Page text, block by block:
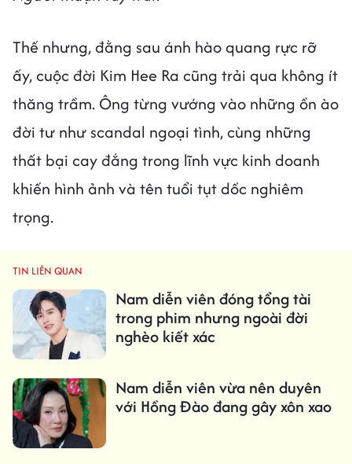
Thế nhưng, đằng sau ánh hào quang rực rỡ
ấy, cuộc đời Kim Hee Ra cũng trải qua không ít
thăng trầm. Ông từng vướng vào những ồn ào
đời tư như scandal ngoại tình, cùng những
thất bại cay đắng trong lĩnh vực kinh doanh
khiến hình ảnh và tên tuổi tụt dốc nghiêm
trọng.
TIN LIÊN QUAN
Nam diễn viên đóng tổng tài
trong phim nhưng ngoài đời
nghèo kiết xác
Nam diễn viên vừa nên duyên
với Hồng Đào đang gây xôn xao